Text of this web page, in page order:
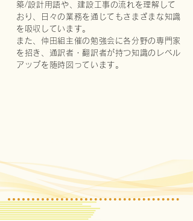
築/設計用語や、建設工事の流れを理解して
おり、日々の業務を通じてもさまざまな知識
を吸収しています。
また、仲田組主催の勉強会に各分野の専門家
を招き、通訳者・翻訳者が持つ知識のレベル
アップを随時図っています。